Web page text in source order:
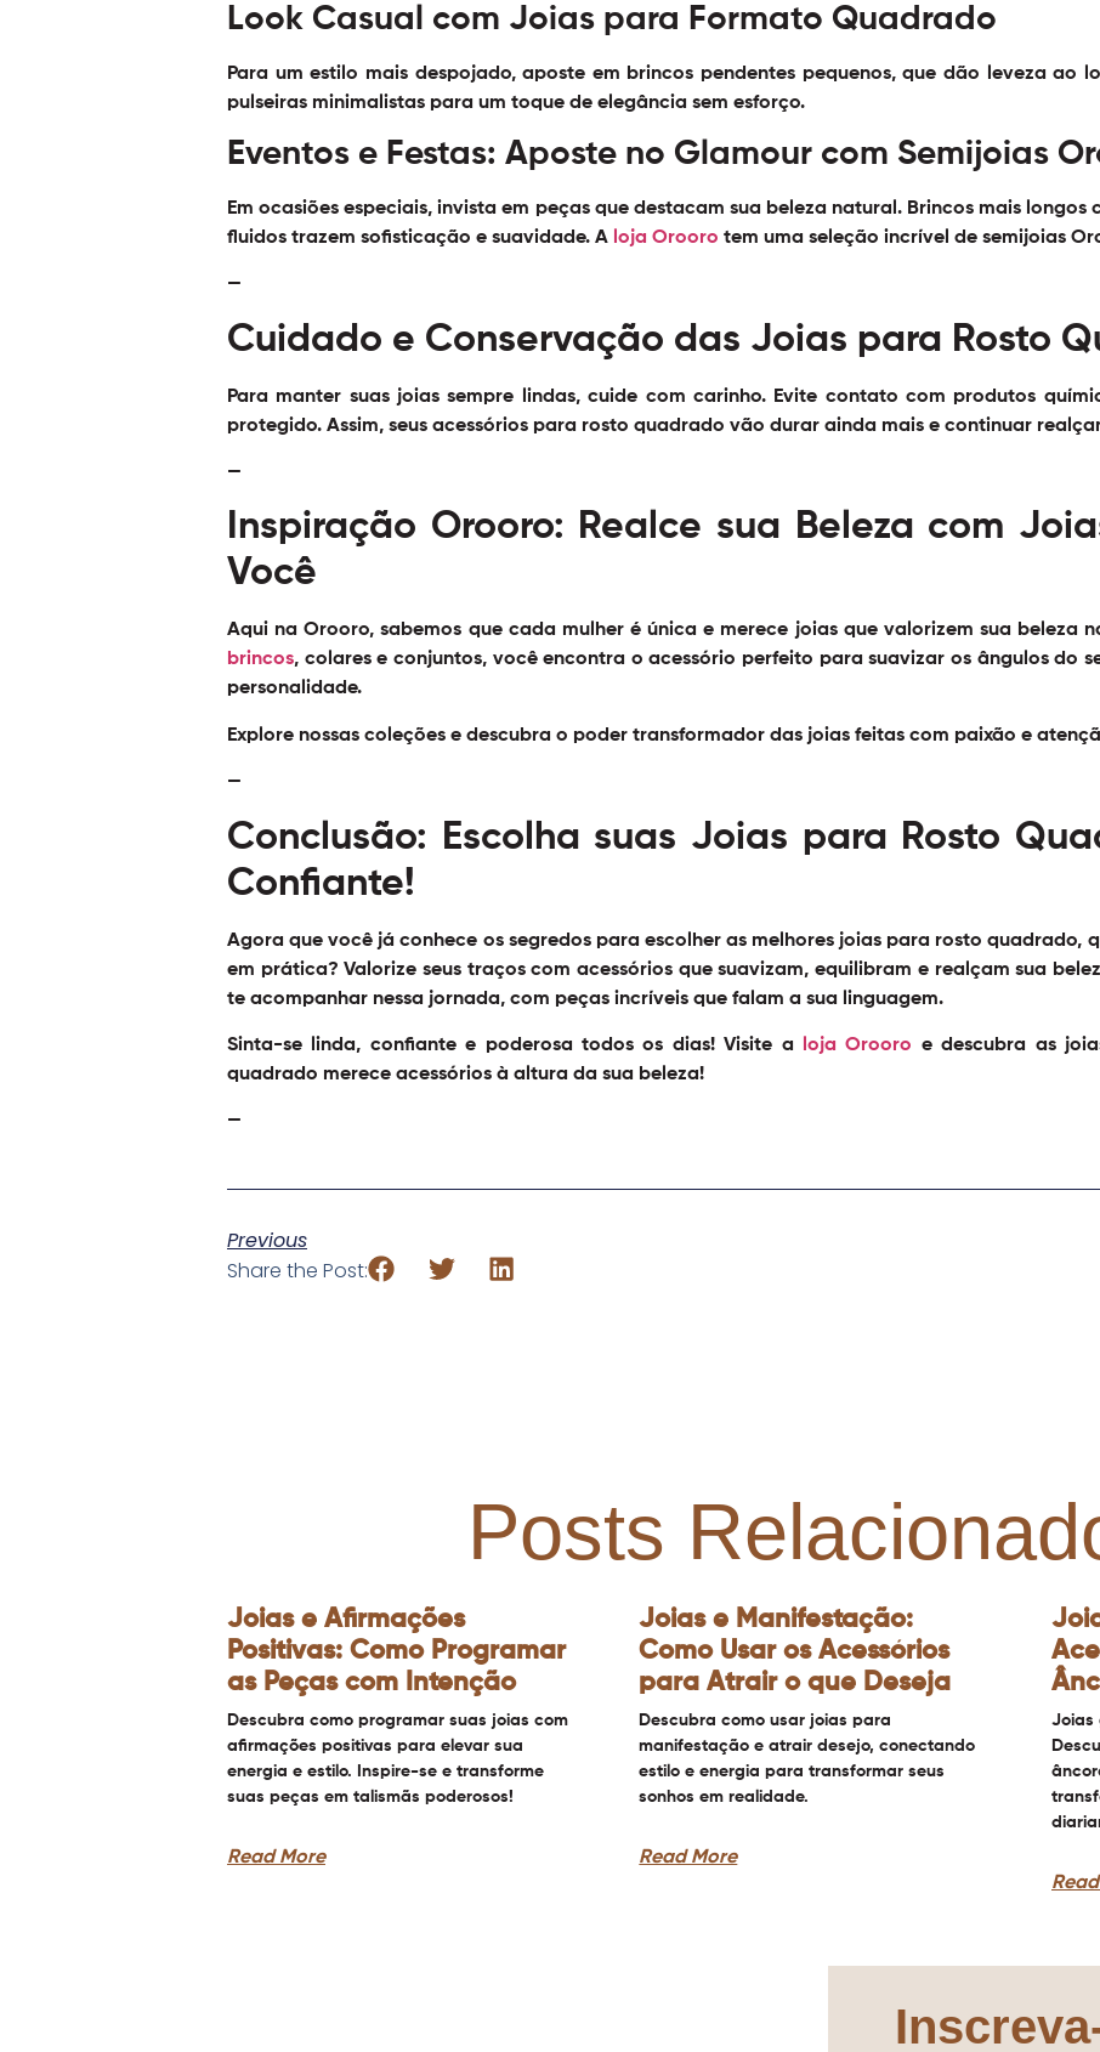
Look Casual com Joias para Formato Quadrado
Para um estilo mais despojado, aposte em brincos pendentes pequenos, que dão leveza ao
pulseiras minimalistas para um toque de elegância sem esforço.
Eventos e Festas: Aposte no Glamour com Semijoias
Em ocasiões especiais, invista em peças que destacam sua beleza natural. Brincos mais longos
fluidos trazem sofisticação e suavidade. A loja Orooro tem uma seleção incrível de semijoias
—
Cuidado e Conservação das Joias para Rosto
Para manter suas joias sempre lindas, cuide com carinho. Evite contato com produtos
protegido. Assim, seus acessórios para rosto quadrado vão durar ainda mais e continuar
—
Inspiração Orooro: Realce sua Beleza com
Você
Aqui na Orooro, sabemos que cada mulher é única e merece joias que valorizem sua beleza
brincos, colares e conjuntos, você encontra o acessório perfeito para suavizar os ângulos do
personalidade.
Explore nossas coleções e descubra o poder transformador das joias feitas com paixão e
—
Conclusão: Escolha suas Joias para Rosto
Confiante!
Agora que você já conhece os segredos para escolher as melhores joias para rosto quadrado,
em prática? Valorize seus traços com acessórios que suavizam, equilibram e realçam sua
te acompanhar nessa jornada, com peças incríveis que falam a sua linguagem.
Sinta-se linda, confiante e poderosa todos os dias! Visite a loja Orooro e descubra as
quadrado merece acessórios à altura da sua beleza!
—
Previous
Share the Post:
Posts
Joias e Afirmações
Positivas: Como Programar
as Peças com Intenção
Descubra como programar suas joias com
afirmações positivas para elevar sua
energia e estilo. Inspire-se e transforme
suas peças em talismãs poderosos!
Read More
Joias e Manifestação:
Como Usar os Acessórios
para Atrair o que Deseja
Descubra como usar joias para
manifestação e atrair desejo, conectando
estilo e energia para transformar seus
sonhos em realidade.
Read More
Joias